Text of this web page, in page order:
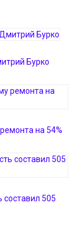
Бурко
на 54%
505